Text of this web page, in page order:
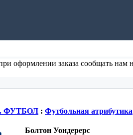
оформлении заказа сообщать нам
ФУТБОЛ : Футбольная атрибутика
Болтон Уондерерс